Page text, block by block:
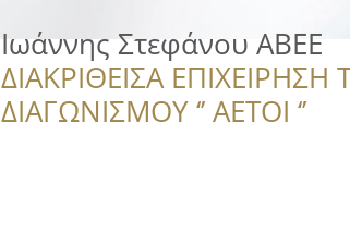
Ιωάννης Στεφάνου ΑΒΕΕ
ΔΙΑΚΡΙΘΕΙΣΑ ΕΠΙΧΕΙΡΗΣΗ
ΔΙΑΓΩΝΙΣΜΟΥ ‘’ ΑΕΤΟΙ ‘’